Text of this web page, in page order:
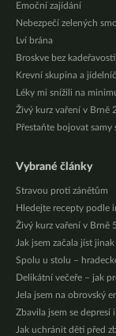
Emoční zajídání
Nebezpečí zelených
Lví brána
Broskve bez
Krevní skupina a
Léky mi snížili na
Živý kurz vaření v Brně
Přestaňte bojovat samy
Vybrané články
Stravou proti zánětům
Hledejte recepty podle
Živý kurz vaření v Brně
Jak jsem začala jíst
Spolu u stolu –
Delikátní večeře – jak
Jela jsem na obrovský
Zbavila jsem se depresí
Jak uchránit děti před